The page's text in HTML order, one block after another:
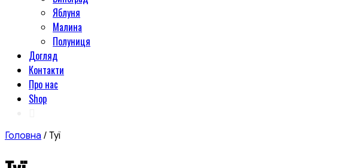
Яблуня
Малина
Полуниця
Догляд
Контакти
Про нас
Shop
Головна / Туї